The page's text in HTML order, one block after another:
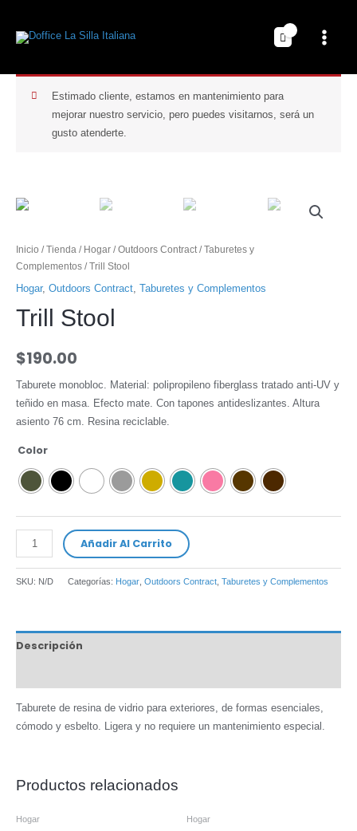
Estimado cliente, estamos en mantenimiento para
mejorar nuestro servicio, pero puedes visitarnos, será un
gusto atenderte.
Inicio /Tienda / Hogar /Outdoors Contract /Taburetes y
Complementos / Trill Stool
Hogar, Outdoors Contract, Taburetes y Complementos
Trill Stool
$190.00
Taburete monobloc. Material: polipropileno fiberglass tratado anti-UV y
teñido en masa. Efecto mate. Con tapones antideslizantes. Altura
asiento 76 cm. Resina reciclable.
Color
Añadir Al Carrito
SKU: N/D Categorías: Hogar Outdoors Contract Taburetes y Complementos
Descripción
Taburete de resina de vidrio para exteriores, de formas esenciales,
cómodo y esbelto. Ligera y no requiere un mantenimiento especial.
Productos relacionados
Hogar Hogar